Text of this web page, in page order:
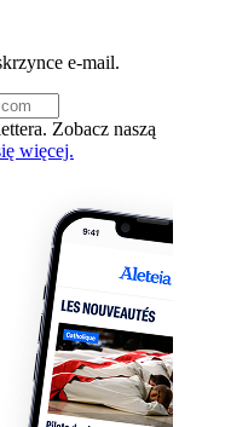
e-mail.
Zobacz naszą
więcej.